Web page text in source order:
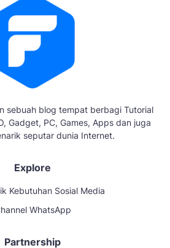
sebuah blog tempat berbagi Tutorial
Gadget, PC, Games, Apps dan juga
seputar dunia Internet.
Explore
Kebutuhan Sosial Media
WhatsApp
Partnership